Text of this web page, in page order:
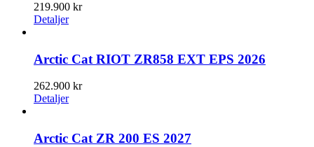
219.900 kr
Detaljer
Arctic Cat RIOT ZR858 EXT EPS 2026
262.900 kr
Detaljer
Arctic Cat ZR 200 ES 2027